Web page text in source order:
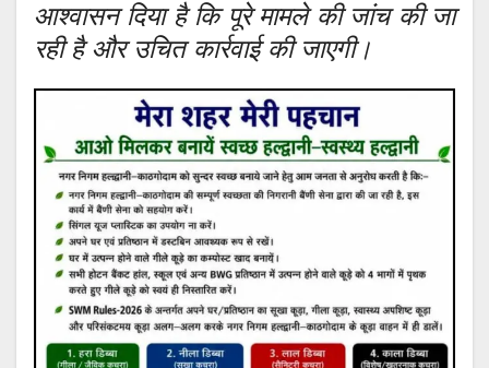
आश्वासन दिया है कि पूरे मामले की जांच की जा
रही है और उचित कार्रवाई की जाएगी।